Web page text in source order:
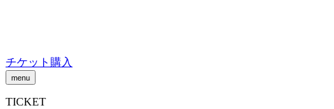
チケット購入
menu
TICKET